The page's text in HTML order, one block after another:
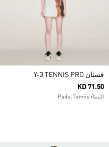
فستان Y-3 TENNIS PRO
KD 71.50
النساء Padel Tennis